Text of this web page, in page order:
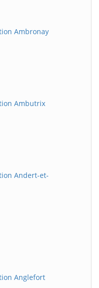
Ambronay
Ambutrix
Andert-et-
Anglefort